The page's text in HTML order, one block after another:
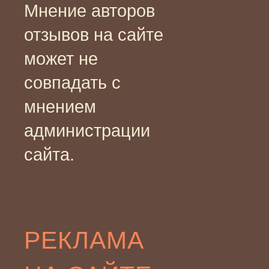
Мнение авторов
отзывов на сайте
может не
совпадать с
мнением
администрации
сайта.
РЕКЛАМА